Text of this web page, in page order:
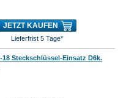
JETZT KAUFEN
Lieferfrist 5 Tage*
18 Steckschlüssel-Einsatz D6k.